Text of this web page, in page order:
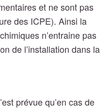
et ne sont pas
des ICPE). Ainsi la
n’entraine pas
de l’installation dans la
prévue qu’en cas de